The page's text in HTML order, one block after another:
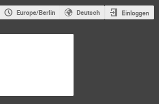
Europe/Berlin Deutsch Einloggen